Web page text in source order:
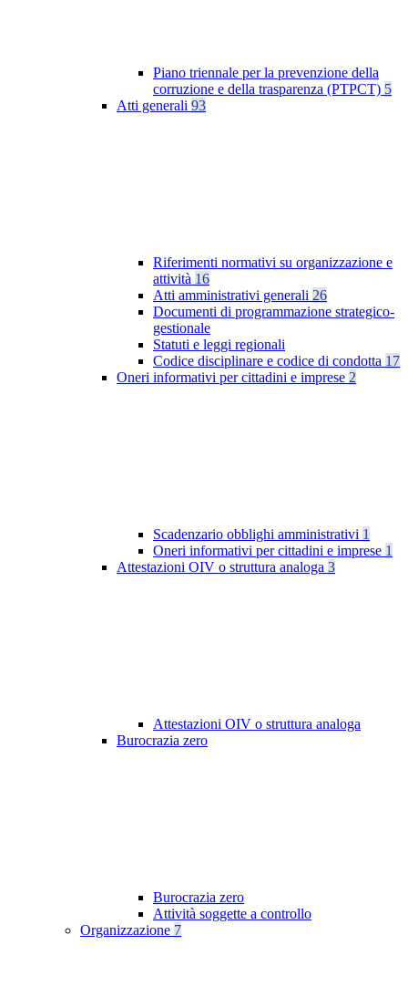
Piano triennale per la prevenzione della
corruzione e della trasparenza (PTPCT) 5
Atti generali 93
Riferimenti normativi su organizzazione e
attività 16
Atti amministrativi generali 26
Documenti di programmazione strategico-
gestionale
Statuti e leggi regionali
Codice disciplinare e codice di condotta 17
Oneri informativi per cittadini e imprese 2
Scadenzario obblighi amministrativi 1
Oneri informativi per cittadini e imprese 1
Attestazioni OIV o struttura analoga 3
Attestazioni OIV o struttura analoga
Burocrazia zero
Burocrazia zero
Attività soggette a controllo
Organizzazione 7